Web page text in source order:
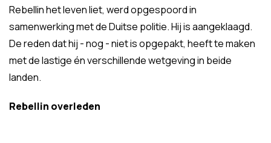
Rebellin het leven liet, werd opgespoord in
samenwerking met de Duitse politie. Hij is aangeklaagd.
De reden dat hij - nog - niet is opgepakt, heeft te maken
met de lastige én verschillende wetgeving in beide
landen.
Rebellin overleden